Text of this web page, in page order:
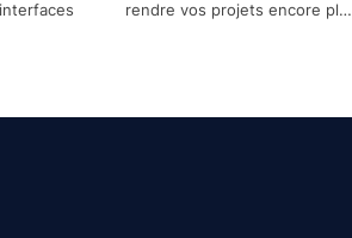
rendre vos projets encore plus